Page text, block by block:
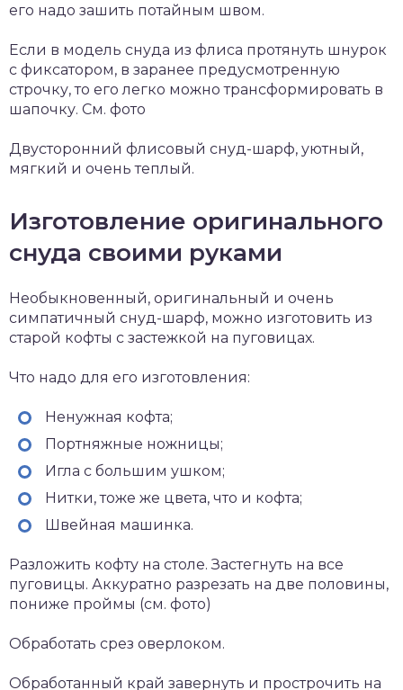
его надо зашить потайным швом.
Если в модель снуда из флиса протянуть шнурок
с фиксатором, в заранее предусмотренную
строчку, то его легко можно трансформировать в
шапочку. См. фото
Двусторонний флисовый снуд-шарф, уютный,
мягкий и очень теплый.
Изготовление оригинального
снуда своими руками
Необыкновенный, оригинальный и очень
симпатичный снуд-шарф, можно изготовить из
старой кофты с застежкой на пуговицах.
Что надо для его изготовления:
Ненужная кофта;
Портняжные ножницы;
Игла с большим ушком;
Нитки, тоже же цвета, что и кофта;
Швейная машинка.
Разложить кофту на столе. Застегнуть на все
пуговицы. Аккуратно разрезать на две половины,
пониже проймы (см. фото)
Обработать срез оверлоком.
Обработанный край завернуть и прострочить на